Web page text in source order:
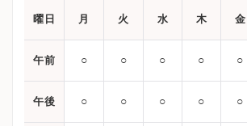
曜日 月 火 水 木 金
午前 ○ ○ ○ ○ ○
午後 ○ ○ ○ ○ ○